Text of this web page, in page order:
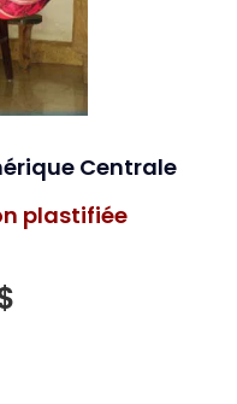
Centrale
plastifiée